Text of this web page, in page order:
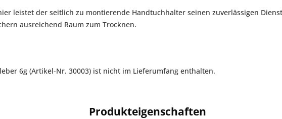
leistet der seitlich zu montierende Handtuchhalter seinen zuverlässigen
ausreichend Raum zum Trocknen.
6g (Artikel-Nr. 30003) ist nicht im Lieferumfang enthalten.
Produkteigenschaften